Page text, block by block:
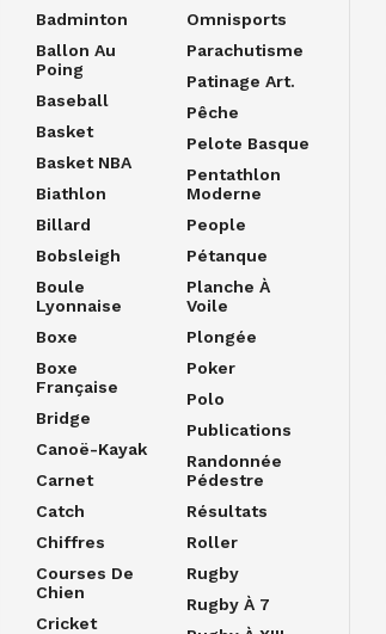
Badminton
Ballon Au
Poing
Baseball
Basket
Basket NBA
Biathlon
Billard
Bobsleigh
Boule
Lyonnaise
Boxe
Boxe
Française
Bridge
Canoë-Kayak
Carnet
Catch
Chiffres
Courses De
Chien
Cricket
Omnisports
Parachutisme
Patinage Art.
Pêche
Pelote Basque
Pentathlon
Moderne
People
Pétanque
Planche À
Voile
Plongée
Poker
Polo
Publications
Randonnée
Pédestre
Résultats
Roller
Rugby
Rugby À 7